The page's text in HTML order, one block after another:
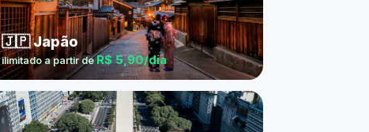
🇯🇵 Japão
ilimitado a partir deR$ 5,90/dia